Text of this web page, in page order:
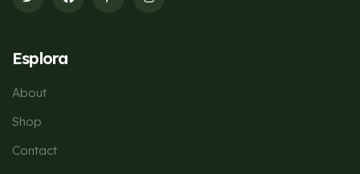
Esplora
About
Shop
Contact